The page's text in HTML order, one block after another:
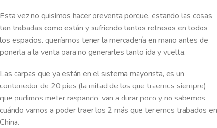
Esta vez no quisimos hacer preventa porque, estando las cosas
tan trabadas como están y sufriendo tantos retrasos en todos
los espacios, queríamos tener la mercadería en mano antes de
ponerla a la venta para no generarles tanto ida y vuelta.
Las carpas que ya están en el sistema mayorista, es un
contenedor de 20 pies (la mitad de los que traemos siempre)
que pudimos meter raspando, van a durar poco y no sabemos
cuándo vamos a poder traer los 2 más que tenemos trabados en
China.